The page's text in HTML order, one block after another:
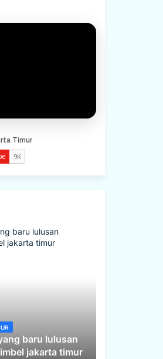
baru lulusan
jakarta timur